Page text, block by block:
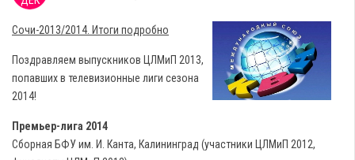
Сочи-2013/2014. Итоги подробно
Поздравляем выпускников ЦЛМиП 2013,
попавших в телевизионные лиги сезона
2014!
Премьер-лига 2014
Сборная БФУ им. И. Канта, Калининград (участники ЦЛМиП 2012,